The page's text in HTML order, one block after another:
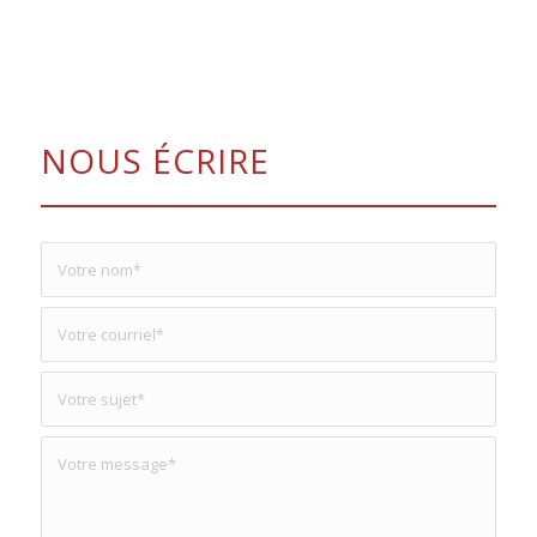
NOUS ÉCRIRE